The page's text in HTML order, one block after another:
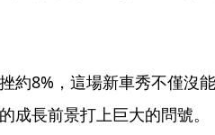
約8%，這場新車秀不僅沒
成長前景打上巨大的問號。